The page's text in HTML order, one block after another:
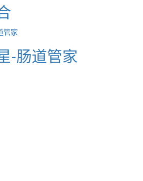
-肠道管家